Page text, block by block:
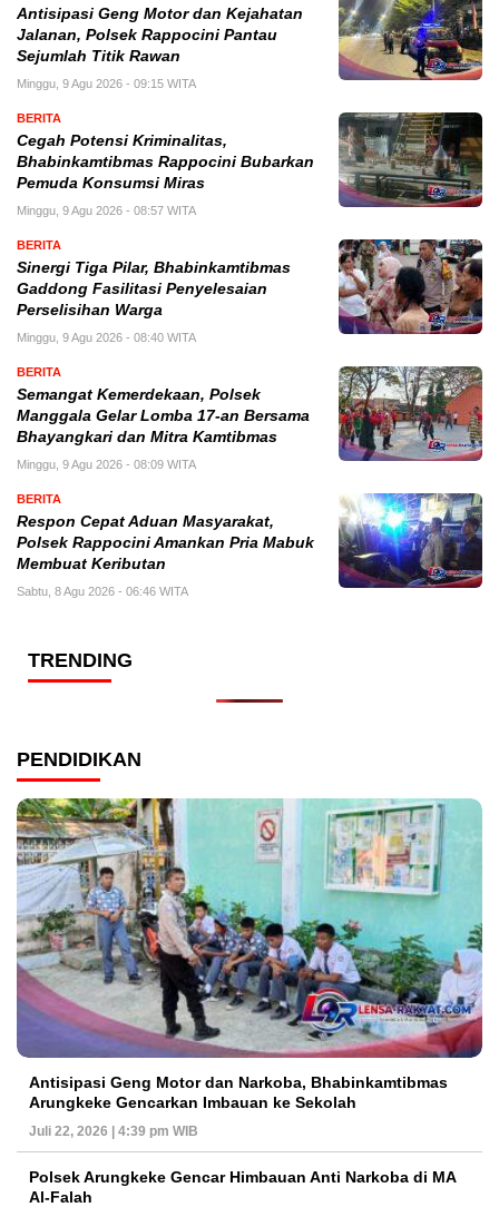
Antisipasi Geng Motor dan Kejahatan
Jalanan, Polsek Rappocini Pantau
Sejumlah Titik Rawan
Minggu, 9 Agu 2026 - 09:15 WITA
BERITA
Cegah Potensi Kriminalitas,
Bhabinkamtibmas Rappocini Bubarkan
Pemuda Konsumsi Miras
Minggu, 9 Agu 2026 - 08:57 WITA
BERITA
Sinergi Tiga Pilar, Bhabinkamtibmas
Gaddong Fasilitasi Penyelesaian
Perselisihan Warga
Minggu, 9 Agu 2026 - 08:40 WITA
BERITA
Semangat Kemerdekaan, Polsek
Manggala Gelar Lomba 17-an Bersama
Bhayangkari dan Mitra Kamtibmas
Minggu, 9 Agu 2026 - 08:09 WITA
BERITA
Respon Cepat Aduan Masyarakat,
Polsek Rappocini Amankan Pria Mabuk
Membuat Keributan
Sabtu, 8 Agu 2026 - 06:46 WITA
TRENDING
PENDIDIKAN
Antisipasi Geng Motor dan Narkoba, Bhabinkamtibmas
Arungkeke Gencarkan Imbauan ke Sekolah
Juli 22, 2026 | 4:39 pm WIB
Polsek Arungkeke Gencar Himbauan Anti Narkoba di MA
Al-Falah